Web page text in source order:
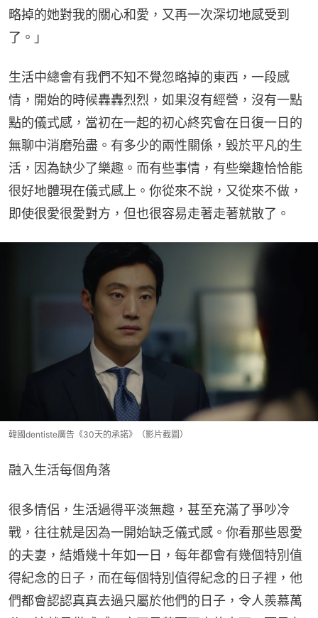
略掉的她對我的關心和愛，又再一次深切地感受到
了。」
生活中總會有我們不知不覺忽略掉的東西，一段感
情，開始的時候轟轟烈烈，如果沒有經營，沒有一點
點的儀式感，當初在一起的初心終究會在日復一日的
無聊中消磨殆盡。有多少的兩性關係，毀於平凡的生
活，因為缺少了樂趣。而有些事情，有些樂趣恰恰能
很好地體現在儀式感上。你從來不說，又從來不做，
即使很愛很愛對方，但也很容易走著走著就散了。
韓國dentiste廣告《30天的承諾》（影片截圖）
融入生活每個角落
很多情侶，生活過得平淡無趣，甚至充滿了爭吵冷
戰，往往就是因為一開始缺乏儀式感。你看那些恩愛
的夫妻，結婚幾十年如一日，每年都會有幾個特別值
得紀念的日子，而在每個特別值得紀念的日子裡，他
們都會認認真真去過只屬於他們的日子，令人羨慕萬